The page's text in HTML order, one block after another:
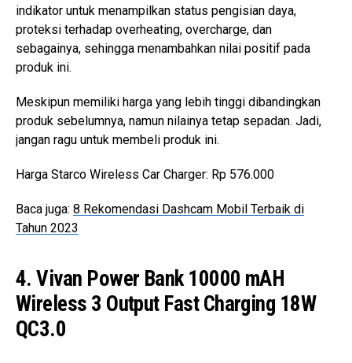
indikator untuk menampilkan status pengisian daya,
proteksi terhadap overheating, overcharge, dan
sebagainya, sehingga menambahkan nilai positif pada
produk ini.
Meskipun memiliki harga yang lebih tinggi dibandingkan
produk sebelumnya, namun nilainya tetap sepadan. Jadi,
jangan ragu untuk membeli produk ini.
Harga Starco Wireless Car Charger: Rp 576.000
Baca juga: 8 Rekomendasi Dashcam Mobil Terbaik di
Tahun 2023
4. Vivan Power Bank 10000 mAH
Wireless 3 Output Fast Charging 18W
QC3.0